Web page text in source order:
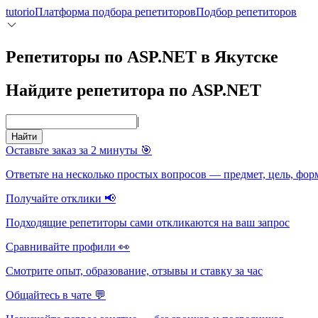
tutorioПлатформа подбора репетиторовПодбор репетиторов
Репетиторы по ASP.NET в Якутске
Найдите репетитора по ASP.NET
|
Найти
Оставьте заказ за 2 минуты 🎯
Ответьте на несколько простых вопросов — предмет, цель,
Получайте отклики 📢
Подходящие репетиторы сами откликаются на ваш запрос
Сравнивайте профили 👀
Смотрите опыт, образование, отзывы и ставку за час
Общайтесь в чате 💬